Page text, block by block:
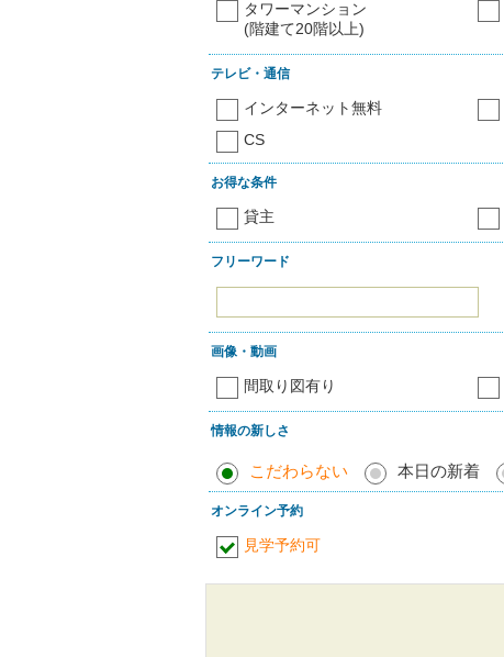
タワーマンション
(階建て20階以上)
テレビ・通信
インターネット無料
CS
お得な条件
貸主
フリーワード
画像・動画
間取り図有り
情報の新しさ
こだわらない 本日の新着
オンライン予約
見学予約可